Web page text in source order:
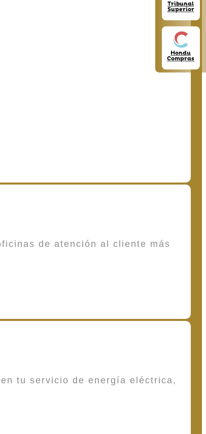
Tribunal
Superior
Hondu
Compras
de atención al cliente más
tu servicio de energía eléctrica,